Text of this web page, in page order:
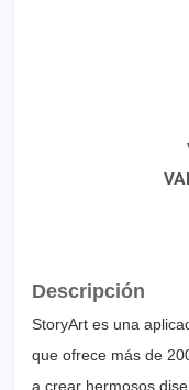
Descripción
StoryArt es una
que ofrece más de
a crear hermosos